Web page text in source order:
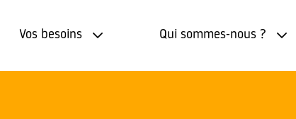
Vos besoins Qui sommes-nous ?